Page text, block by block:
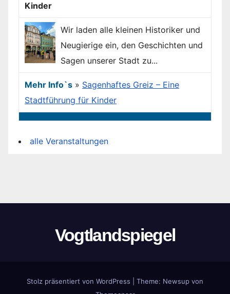
Kinder
Wir laden alle kleinen Historiker und
Neugierige ein, den Geschichten und
Sagen unserer Stadt zu...
Mehr Info`s » Sagenhaftes Greiz – Eine
Stadtführung für Kinder
alle Veranstaltungen
Vogtlandspiegel
Stolz präsentiert von WordPress Theme: Newsup von